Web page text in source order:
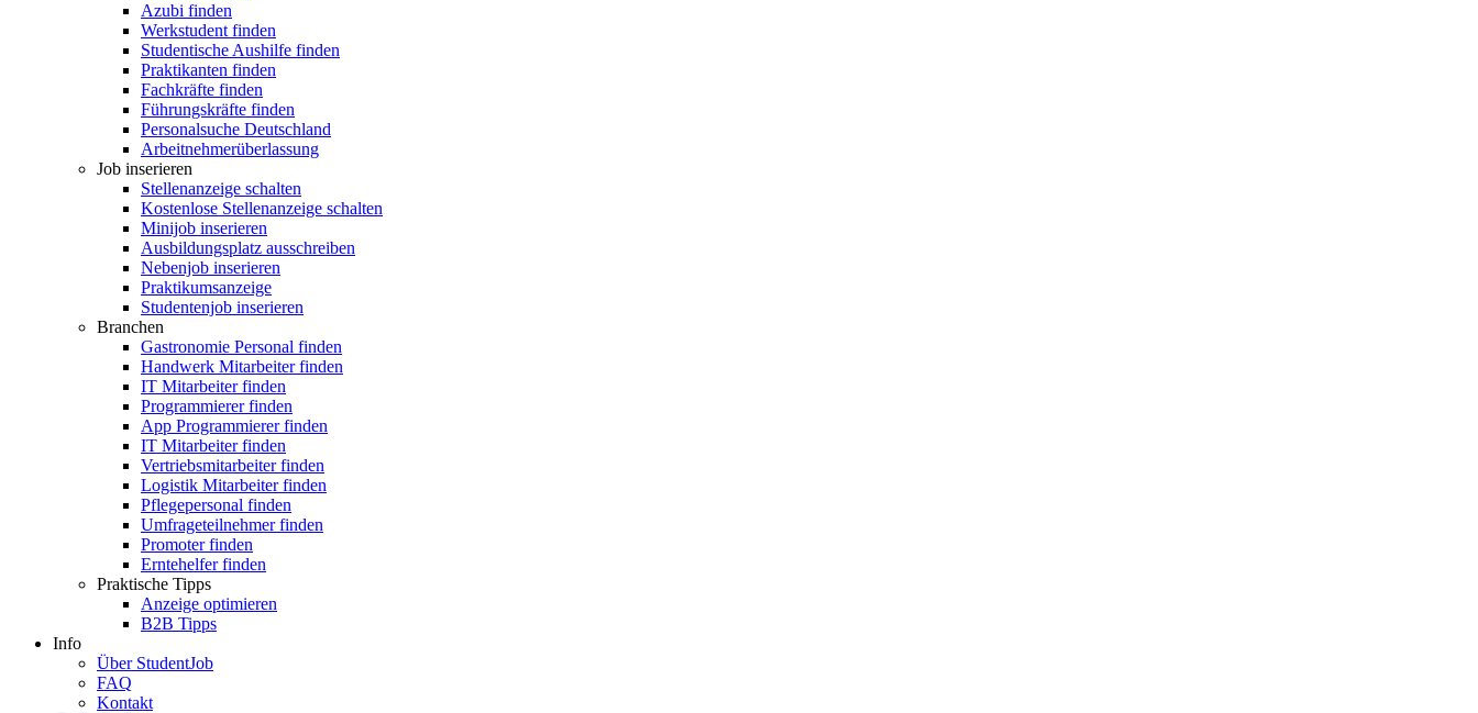
Azubi finden
Werkstudent finden
Studentische Aushilfe finden
Praktikanten finden
Fachkräfte finden
Führungskräfte finden
Personalsuche Deutschland
Arbeitnehmerüberlassung
Job inserieren
Stellenanzeige schalten
Kostenlose Stellenanzeige schalten
Minijob inserieren
Ausbildungsplatz ausschreiben
Nebenjob inserieren
Praktikumsanzeige
Studentenjob inserieren
Branchen
Gastronomie Personal finden
Handwerk Mitarbeiter finden
IT Mitarbeiter finden
Programmierer finden
App Programmierer finden
IT Mitarbeiter finden
Vertriebsmitarbeiter finden
Logistik Mitarbeiter finden
Pflegepersonal finden
Umfrageteilnehmer finden
Promoter finden
Erntehelfer finden
Praktische Tipps
Anzeige optimieren
B2B Tipps
Info
Über StudentJob
FAQ
Kontakt